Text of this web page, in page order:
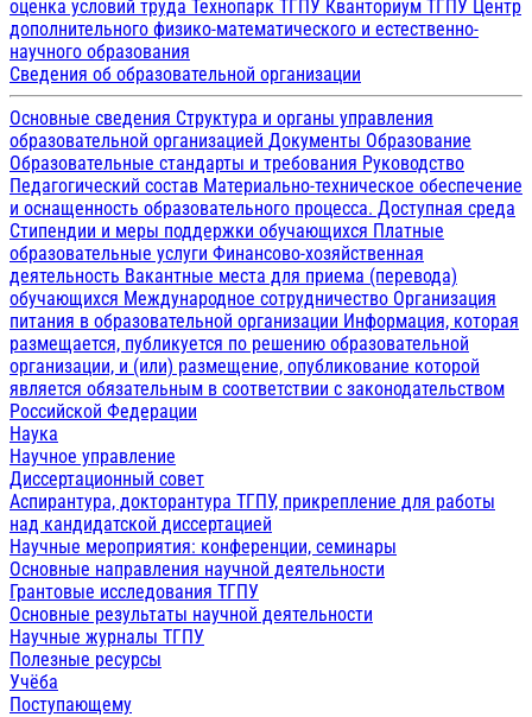
оценка условий труда Технопарк ТГПУ Кванториум ТГПУ Центр
дополнительного физико-математического и естественно-
научного образования
Сведения об образовательной организации
Основные сведения Структура и органы управления
образовательной организацией Документы Образование
Образовательные стандарты и требования Руководство
Педагогический состав Материально-техническое обеспечение
и оснащенность образовательного процесса. Доступная среда
Стипендии и меры поддержки обучающихся Платные
образовательные услуги Финансово-хозяйственная
деятельность Вакантные места для приема (перевода)
обучающихся Международное сотрудничество Организация
питания в образовательной организации Информация, которая
размещается, публикуется по решению образовательной
организации, и (или) размещение, опубликование которой
является обязательным в соответствии с законодательством
Российской Федерации
Наука
Научное управление
Диссертационный совет
Аспирантура, докторантура ТГПУ, прикрепление для работы
над кандидатской диссертацией
Научные мероприятия: конференции, семинары
Основные направления научной деятельности
Грантовые исследования ТГПУ
Основные результаты научной деятельности
Научные журналы ТГПУ
Полезные ресурсы
Учёба
Поступающему